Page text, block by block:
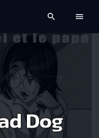
search menu
Dog